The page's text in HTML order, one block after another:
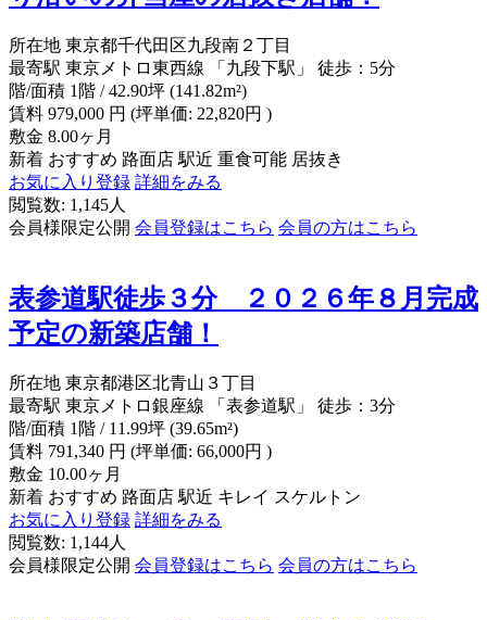
所在地 東京都千代田区九段南２丁目
最寄駅 東京メトロ東西線 「九段下駅」 徒歩：5分
階/面積 1階 / 42.90坪 (141.82m²)
賃料 979,000 円 (坪単価: 22,820円 )
敷金 8.00ヶ月
新着 おすすめ 路面店 駅近 重食可能 居抜き
お気に入り登録 詳細をみる
閲覧数: 1,145人
会員様限定公開 会員登録はこちら 会員の方はこちら
表参道駅徒歩３分 ２０２６年８月完成
予定の新築店舗！
所在地 東京都港区北青山３丁目
最寄駅 東京メトロ銀座線 「表参道駅」 徒歩：3分
階/面積 1階 / 11.99坪 (39.65m²)
賃料 791,340 円 (坪単価: 66,000円 )
敷金 10.00ヶ月
新着 おすすめ 路面店 駅近 キレイ スケルトン
お気に入り登録 詳細をみる
閲覧数: 1,144人
会員様限定公開 会員登録はこちら 会員の方はこちら